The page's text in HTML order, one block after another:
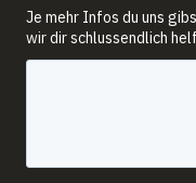
Je mehr Infos du uns
wir dir schlussendlich